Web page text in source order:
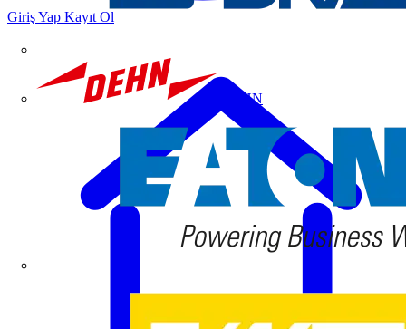
DEHN
Giriş Yap Kayıt Ol